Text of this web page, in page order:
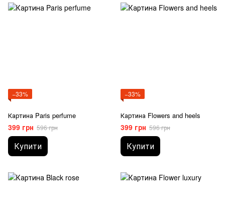
−33%
Картина Paris perfume
399 грн 596 грн
Купити
−33%
Картина Flowers and heels
399 грн 596 грн
Купити